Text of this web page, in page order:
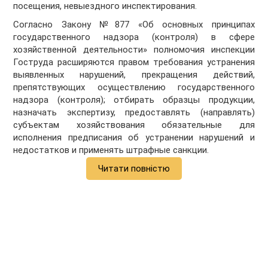
посещения, невыездного инспектирования.
Согласно Закону №877 «Об основных принципах
государственного надзора (контроля) в сфере
хозяйственной деятельности» полномочия инспекции
Гоструда расширяются правом требования устранения
выявленных нарушений, прекращения действий,
препятствующих осуществлению государственного
надзора (контроля); отбирать образцы продукции,
назначать экспертизу, предоставлять (направлять)
субъектам хозяйствования обязательные для
исполнения предписания об устранении нарушений и
недостатков и применять штрафные санкции.
Читати повністю